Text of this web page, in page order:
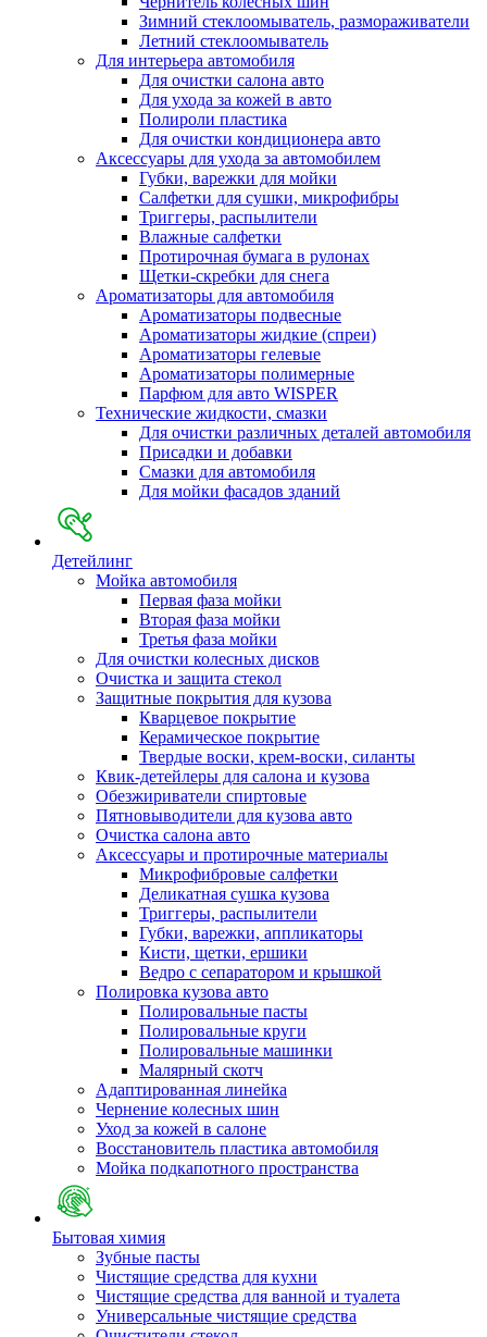
Зимний стеклоомыватель, размораживатели
Летний стеклоомыватель
Для интерьера автомобиля
Для очистки салона авто
Для ухода за кожей в авто
Полироли пластика
Для очистки кондиционера авто
Аксессуары для ухода за автомобилем
Губки, варежки для мойки
Салфетки для сушки, микрофибры
Триггеры, распылители
Влажные салфетки
Протирочная бумага в рулонах
Щетки-скребки для снега
Ароматизаторы для автомобиля
Ароматизаторы подвесные
Ароматизаторы жидкие (спреи)
Ароматизаторы гелевые
Ароматизаторы полимерные
Парфюм для авто WISPER
Технические жидкости, смазки
Для очистки различных деталей автомобиля
Присадки и добавки
Смазки для автомобиля
Для мойки фасадов зданий
Детейлинг
Мойка автомобиля
Первая фаза мойки
Вторая фаза мойки
Третья фаза мойки
Для очистки колесных дисков
Очистка и защита стекол
Защитные покрытия для кузова
Кварцевое покрытие
Керамическое покрытие
Твердые воски, крем-воски, силанты
Квик-детейлеры для салона и кузова
Обезжириватели спиртовые
Пятновыводители для кузова авто
Очистка салона авто
Аксессуары и протирочные материалы
Микрофибровые салфетки
Деликатная сушка кузова
Триггеры, распылители
Губки, варежки, аппликаторы
Кисти, щетки, ершики
Ведро с сепаратором и крышкой
Полировка кузова авто
Полировальные пасты
Полировальные круги
Полировальные машинки
Малярный cкотч
Адаптированная линейка
Чернение колесных шин
Уход за кожей в салоне
Восстановитель пластика автомобиля
Мойка подкапотного пространства
Бытовая химия
Зубные пасты
Чистящие средства для кухни
Чистящие средства для ванной и туалета
Универсальные чистящие средства